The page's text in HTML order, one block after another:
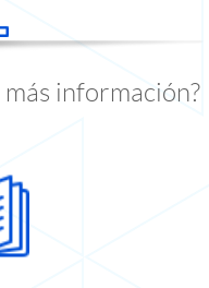
más información?